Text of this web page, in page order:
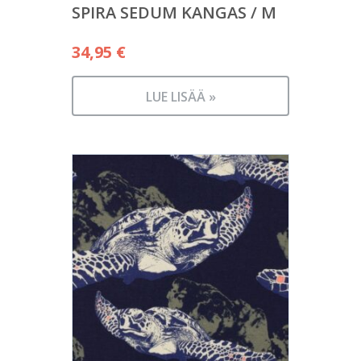
SPIRA SEDUM KANGAS / M
34,95 €
LUE LISÄÄ »